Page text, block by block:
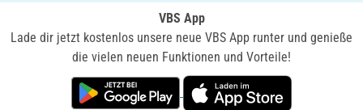
VBS App
Lade dir jetzt kostenlos unsere neue VBS App runter und genieße
die vielen neuen Funktionen und Vorteile!